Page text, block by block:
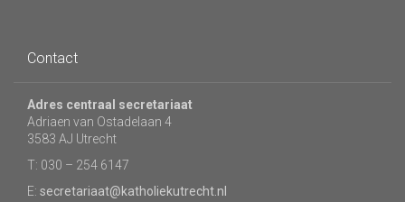
Contact
Adres centraal secretariaat
Adriaen van Ostadelaan 4
3583 AJ Utrecht
T: 030 – 254 6147
E: secretariaat@katholiekutrecht.nl